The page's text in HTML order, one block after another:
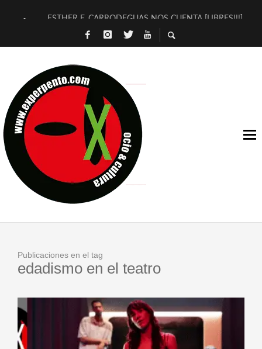
ESTHER F. CARRODEGUAS NOS CUENTA [LIBRES!!!]
[TERRA DE GUAPES] DE SANDRA MONFORT
TIMBRE 4, LA ESCUELA DEL DIRECTOR TEATRAL CLAUDIO
30 AÑOS (NO ES NADA) DE LA KATARSIS DEL TOMATAZO
MILITARES JUDÍAS EN #EXVITA
D’BALDOMEROS REINVENTAN [BITÁCORA 3.0] EN EXVITA
MARSHALL FLASH PRESENTA EN EXVITA [RELATIVA
JOFRE BARDAGÍ EN EXVITA INTERPRETANDO A SERRAT
Publicaciones en el tag
edadismo en el teatro